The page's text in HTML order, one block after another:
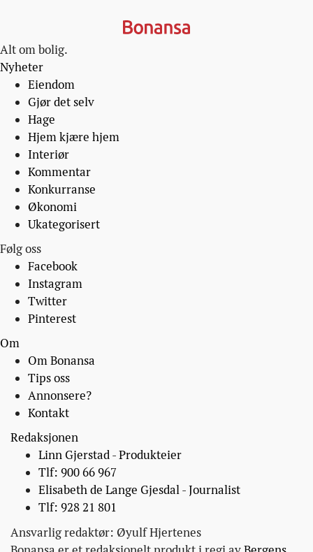
Alt om bolig.
Nyheter
Eiendom
Gjør det selv
Hage
Hjem kjære hjem
Interiør
Kommentar
Konkurranse
Økonomi
Ukategorisert
Følg oss
Facebook
Instagram
Twitter
Pinterest
Om
Om Bonansa
Tips oss
Annonsere?
Kontakt
Redaksjonen
Linn Gjerstad - Produkteier
Tlf: 900 66 967
Elisabeth de Lange Gjesdal - Journalist
Tlf: 928 21 801
Ansvarlig redaktør: Øyulf Hjertenes